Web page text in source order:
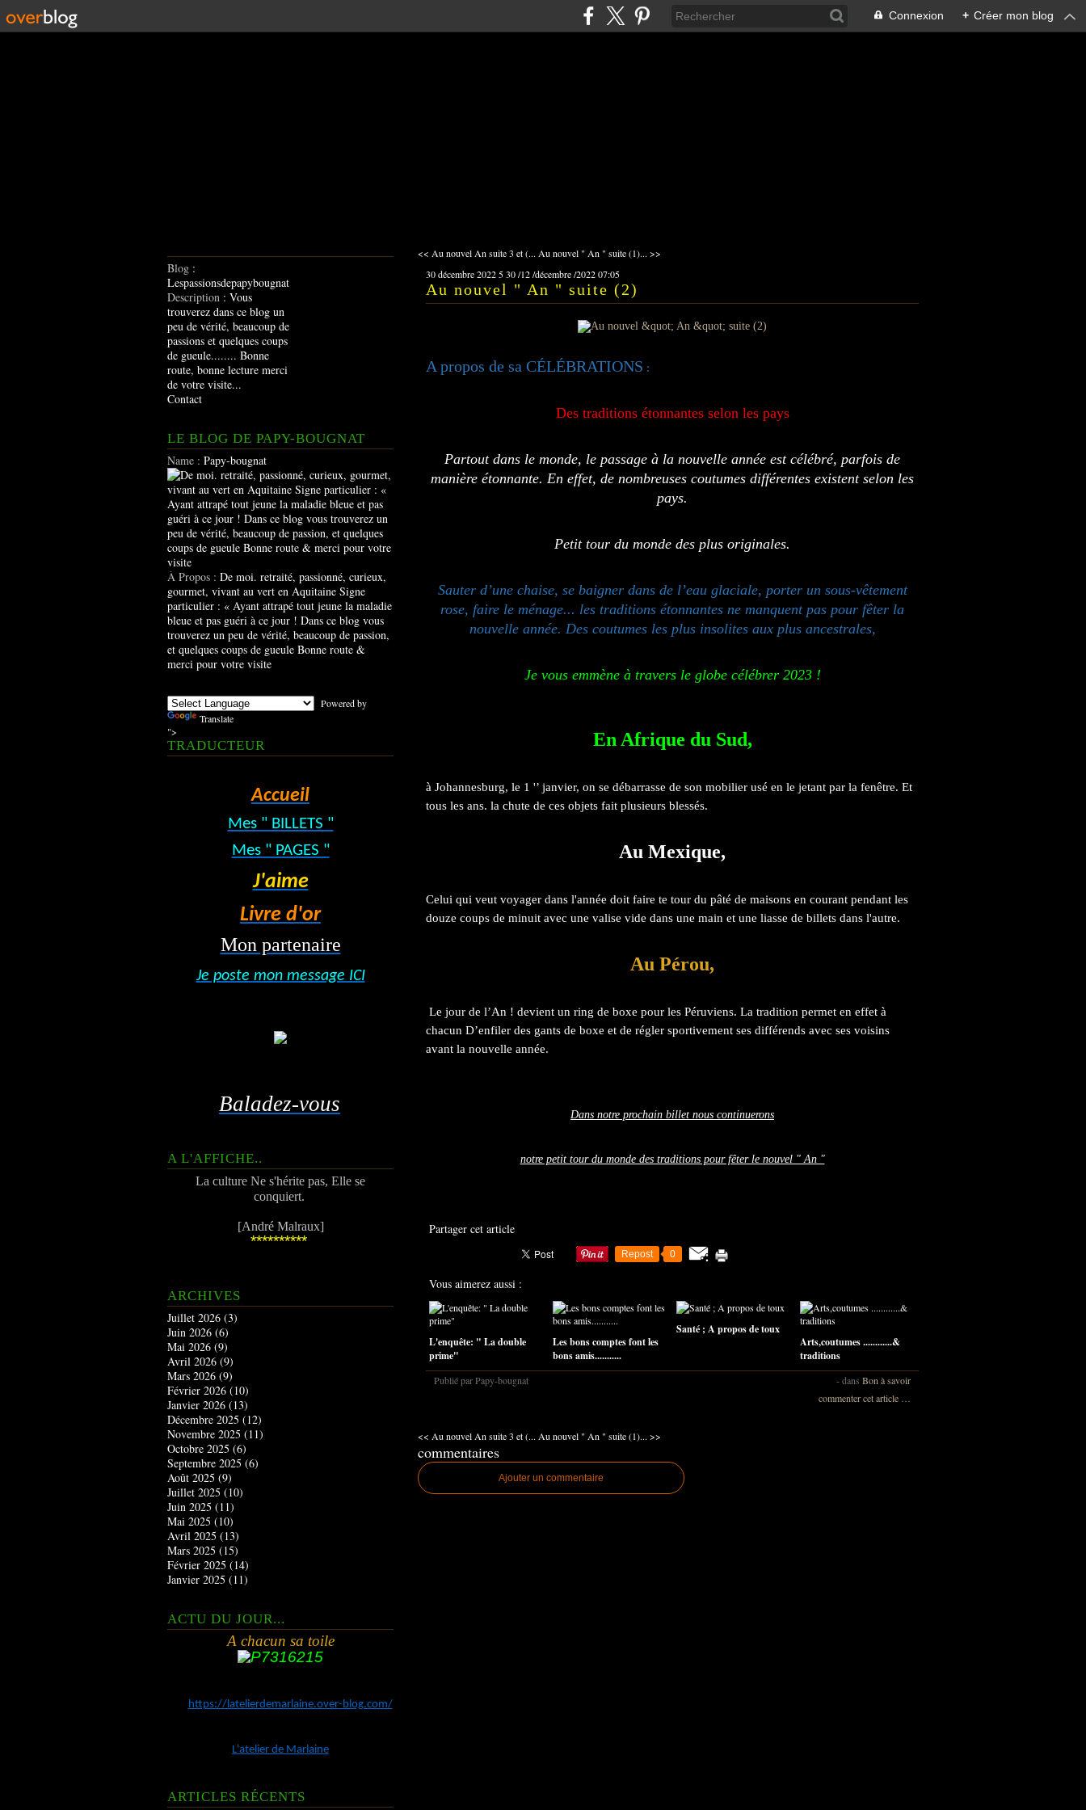
Connexion + Créer mon blog
Blog :
Lespassionsdepapybougnat
Description : Vous
trouverez dans ce blog un
peu de vérité, beaucoup de
passions et quelques coups
de gueule........ Bonne
route, bonne lecture merci
de votre visite...
Contact
LE BLOG DE PAPY-BOUGNAT
Name : Papy-bougnat
À Propos : De moi. retraité, passionné, curieux,
gourmet, vivant au vert en Aquitaine Signe
particulier : « Ayant attrapé tout jeune la maladie
bleue et pas guéri à ce jour ! Dans ce blog vous
trouverez un peu de vérité, beaucoup de passion,
et quelques coups de gueule Bonne route &
merci pour votre visite
Powered by
Translate
">
TRADUCTEUR
Accueil
Mes " BILLETS "
Mes " PAGES "
J'aime
Livre d'or
Mon partenaire
Je poste mon message ICI
Baladez-vous
A L'AFFICHE..
La culture Ne s'hérite pas, Elle se
conquiert.
[André Malraux]
**********
ARCHIVES
Juillet 2026 (3)
Juin 2026 (6)
Mai 2026 (9)
Avril 2026 (9)
Mars 2026 (9)
Février 2026 (10)
Janvier 2026 (13)
Décembre 2025 (12)
Novembre 2025 (11)
Octobre 2025 (6)
Septembre 2025 (6)
Août 2025 (9)
Juillet 2025 (10)
Juin 2025 (11)
Mai 2025 (10)
Avril 2025 (13)
Mars 2025 (15)
Février 2025 (14)
Janvier 2025 (11)
ACTU DU JOUR...
A chacun sa toile
https://latelierdemarlaine.over-blog.com/
L'atelier de Marlaine
ARTICLES RÉCENTS
<< Au nouvel An suite 3 et (... Au nouvel " An " suite (1)... >>
30 décembre 2022 530/12/décembre/202207:05
Au nouvel " An " suite (2)
A propos de sa CÉLÉBRATIONS :
Des traditions étonnantes selon les pays
Partout dans le monde, le passage à la nouvelle année est célébré, parfois de
manière étonnante. En effet, de nombreuses coutumes différentes existent selon les
pays.
Petit tour du monde des plus originales.
Sauter d’une chaise, se baigner dans de l’eau glaciale, porter un sous-vêtement
rose, faire le ménage... les traditions étonnantes ne manquent pas pour fêter la
nouvelle année. Des coutumes les plus insolites aux plus ancestrales,
Je vous emmène à travers le globe célébrer 2023 !
En Afrique du Sud,
à Johannesburg, le 1 '’ janvier, on se débarrasse de son mobilier usé en le jetant par la fenêtre. Et
tous les ans. la chute de ces objets fait plusieurs blessés.
Au Mexique,
Celui qui veut voyager dans l'année doit faire te tour du pâté de maisons en courant pendant les
douze coups de minuit avec une valise vide dans une main et une liasse de billets dans l'autre.
Au Pérou,
Le jour de l’An ! devient un ring de boxe pour les Péruviens. La tradition permet en effet à
chacun D’enfiler des gants de boxe et de régler sportivement ses différends avec ses voisins
avant la nouvelle année.
Dans notre prochain billet nous continuerons
notre petit tour du monde des traditions pour fêter le nouvel " An "
Partager cet article
Repost 0
Vous aimerez aussi :
L'enquête: " La double
prime"
Les bons comptes font les
bons amis...........
Santé ; A propos de toux
Arts,coutumes ............&
traditions
Publié par Papy-bougnat -dans Bon à savoir
commenter cet article
<< Au nouvel An suite 3 et (... Au nouvel " An " suite (1)... >>
commentaires
Ajouter un commentaire